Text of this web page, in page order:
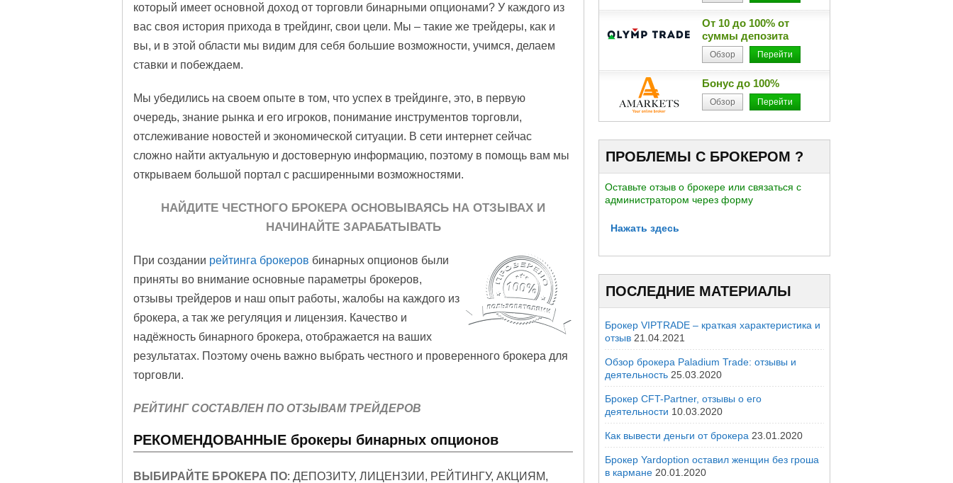
который имеет основной доход от торговли бинарными опционами? У каждого из
вас своя история прихода в трейдинг, свои цели. Мы – такие же трейдеры, как и
вы, и в этой области мы видим для себя большие возможности, учимся, делаем
ставки и побеждаем.
Мы убедились на своем опыте в том, что успех в трейдинге, это, в первую
очередь, знание рынка и его игроков, понимание инструментов торговли,
отслеживание новостей и экономической ситуации. В сети интернет сейчас
сложно найти актуальную и достоверную информацию, поэтому в помощь вам мы
открываем большой портал с расширенными возможностями.
НАЙДИТЕ ЧЕСТНОГО БРОКЕРА ОСНОВЫВАЯСЬ НА ОТЗЫВАХ И
НАЧИНАЙТЕ ЗАРАБАТЫВАТЬ
При создании рейтинга брокеров бинарных опционов были
приняты во внимание основные параметры брокеров,
отзывы трейдеров и наш опыт работы, жалобы на каждого из
брокера, а так же регуляция и лицензия. Качество и
надёжность бинарного брокера, отображается на ваших
результатах. Поэтому очень важно выбрать честного и проверенного брокера для
торговли.
РЕЙТИНГ СОСТАВЛЕН ПО ОТЗЫВАМ ТРЕЙДЕРОВ
РЕКОМЕНДОВАННЫЕ брокеры бинарных опционов
ВЫБИРАЙТЕ БРОКЕРА ПО: ДЕПОЗИТУ, ЛИЦЕНЗИИ, РЕЙТИНГУ, АКЦИЯМ,
От 10 до 100% от
суммы депозита
Обзор Перейти
Бонус до 100%
Обзор Перейти
ПРОБЛЕМЫ С БРОКЕРОМ ?
Оставьте отзыв о брокере или связаться с
администратором через форму
Нажать здесь
ПОСЛЕДНИЕ МАТЕРИАЛЫ
Брокер VIPTRADE – краткая характеристика и
отзыв 21.04.2021
Обзор брокера Paladium Trade: отзывы и
деятельность 25.03.2020
Брокер CFT-Partner, отзывы о его
деятельности 10.03.2020
Как вывести деньги от брокера 23.01.2020
Брокер Yardoption оставил женщин без гроша
в кармане 20.01.2020